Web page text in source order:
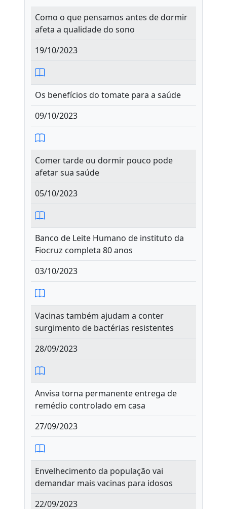
Como o que pensamos antes de dormir
afeta a qualidade do sono
19/10/2023
Os benefícios do tomate para a saúde
09/10/2023
Comer tarde ou dormir pouco pode
afetar sua saúde
05/10/2023
Banco de Leite Humano de instituto da
Fiocruz completa 80 anos
03/10/2023
Vacinas também ajudam a conter
surgimento de bactérias resistentes
28/09/2023
Anvisa torna permanente entrega de
remédio controlado em casa
27/09/2023
Envelhecimento da população vai
demandar mais vacinas para idosos
22/09/2023